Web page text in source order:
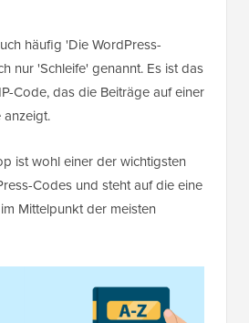
häufig 'Die WordPress-
nur 'Schleife' genannt. Es ist das
Code, das die Beiträge auf einer
anzeigt.
ist wohl einer der wichtigsten
Codes und steht auf die eine
Mittelpunkt der meisten